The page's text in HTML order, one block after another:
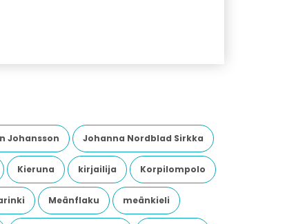
Johansson Johanna Nordblad Sirkka
Kieruna kirjailija Korpilompolo
Meänflaku meänkieli